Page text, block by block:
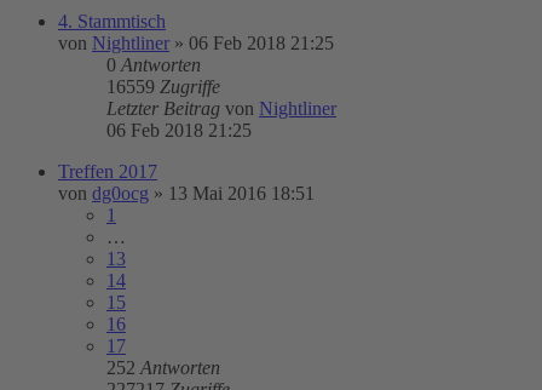
4. Stammtisch
von Nightliner » 06 Feb 2018 21:25
0 Antworten
16559 Zugriffe
Letzter Beitrag von Nightliner
06 Feb 2018 21:25
Treffen 2017
von dg0ocg » 13 Mai 2016 18:51
1
…
13
14
15
16
17
252 Antworten